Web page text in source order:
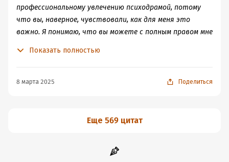
Техники работы с манипуляцией:
1. Техника Конкретизации
3. Техника Душение в объятиях
6. Техника Ассертивный сценарий ( непрерывная
1. Две или более активных мотивированных сторон
профессиональному увлечению психодрамой, потому
что вы, наверное, чувствовали, как для меня это
важно. Я понимаю, что вы можете с полным правом мне
Показать полностью
8 марта 2025 Поделиться
Еще 569 цитат